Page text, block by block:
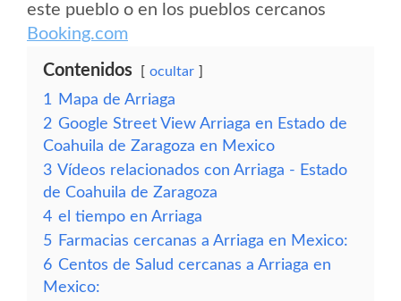
este pueblo o en los pueblos cercanos
Booking.com
Contenidos ocultar
1
Mapa de Arriaga
2 Google Street View Arriaga en Estado de
Coahuila de Zaragoza en Mexico
3 Vídeos relacionados con Arriaga - Estado
de Coahuila de Zaragoza
4 el tiempo en Arriaga
5 Farmacias cercanas a Arriaga en Mexico:
6 Centos de Salud cercanas a Arriaga en
Mexico: